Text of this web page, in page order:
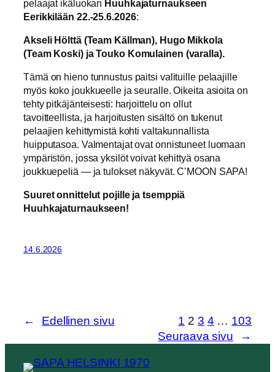
pelaajat ikäluokan Huuhkajaturnaukseen
Eerikkilään 22.-25.6.2026:
Akseli Hölttä (Team Källman), Hugo Mikkola
(Team Koski) ja Touko Komulainen (varalla).
Tämä on hieno tunnustus paitsi valituille pelaajille
myös koko joukkueelle ja seuralle. Oikeita asioita on
tehty pitkäjänteisesti: harjoittelu on ollut
tavoitteellista, ja harjoitusten sisältö on tukenut
pelaajien kehittymistä kohti valtakunnallista
huipputasoa. Valmentajat ovat onnistuneet luomaan
ympäristön, jossa yksilöt voivat kehittyä osana
joukkuepeliä — ja tulokset näkyvät. C’MOON SAPA!
Suuret onnittelut pojille ja tsemppiä
Huuhkajaturnaukseen!
14.6.2026
← Edellinen sivu 1 2 3 4 … 103
Seuraava sivu
→